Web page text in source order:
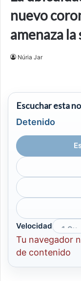
nuevo
amenaza la
Núria Jar
Escuchar esta
Detenido
Velocidad
Tu navegador
de contenido